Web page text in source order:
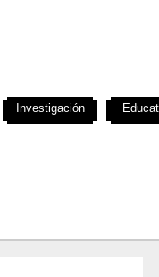
Investigación